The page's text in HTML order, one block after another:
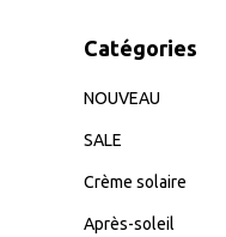
Catégories
NOUVEAU
SALE
Crème solaire
Après-soleil